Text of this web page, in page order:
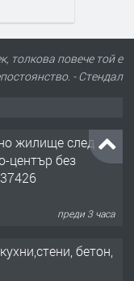
толкова повече той е
- Стендал
жилище след
център без
преди 3 часа
бетон,